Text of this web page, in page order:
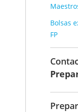
Bolsas
FP